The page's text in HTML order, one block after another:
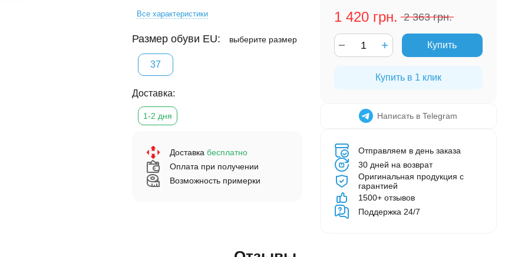
Все характеристики
Размер обуви EU: выберите размер
37
Доставка:
1-2 дня
Доставка бесплатно
Оплата при получении
Возможность примерки
1 420 грн. 2 363 грн.
Купить
Купить в 1 клик
Написать в Telegram
Отправляем в день заказа
30 дней на возврат
Оригинальная продукция с
гарантией
1500+ отзывов
Поддержка 24/7